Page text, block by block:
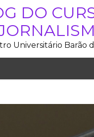
DO
Universitário Barão